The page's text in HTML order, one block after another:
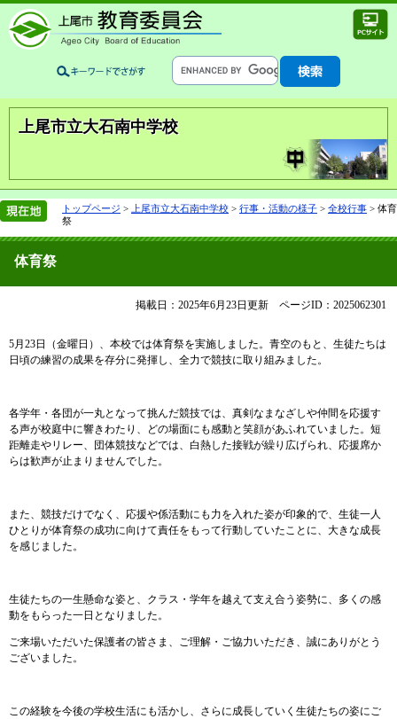
上尾市立大石南中学校
トップページ > 上尾市立大石南中学校 > 行事・活動の様子 > 全校行事 > 体育
祭
体育祭
掲載日：2025年6月23日更新 ページID：2025062301
5月23日（金曜日）、本校では体育祭を実施しました。青空のもと、生徒たちは
日頃の練習の成果を存分に発揮し、全力で競技に取り組みました。
各学年・各団が一丸となって挑んだ競技では、真剣なまなざしや仲間を応援す
る声が校庭中に響きわたり、どの場面にも感動と笑顔があふれていました。短
距離走やリレー、団体競技などでは、白熱した接戦が繰り広げられ、応援席か
らは歓声が止まりませんでした。
また、競技だけでなく、応援や係活動にも力を入れた姿が印象的で、生徒一人
ひとりが体育祭の成功に向けて責任をもって行動していたことに、大きな成長
を感じました。
生徒たちの一生懸命な姿と、クラス・学年を越えて支え合う姿勢に、多くの感
動をもらった一日となりました。
ご来場いただいた保護者の皆さま、ご理解・ご協力いただき、誠にありがとう
ございました。
この経験を今後の学校生活にも活かし、さらに成長していく生徒たちの姿にご